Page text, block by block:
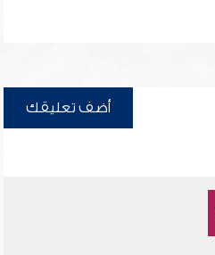
أضف تعليقك